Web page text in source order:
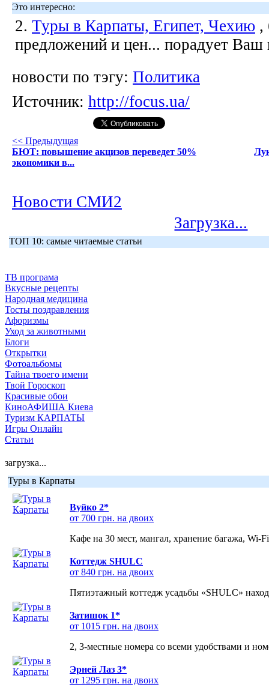
Это интересно:
2. Туры в Карпаты, Египет, Чехию ,
предложений и цен... порадует Ваш
новости по тэгу: Политика
Источник: http://focus.ua/
<< Предыдущая
БЮТ: повышение акцизов переведет 50%
экономики в...
Новости СМИ2
Загрузка...
ТОП 10: самые читаемые статьи
ТВ програма
Вкусные рецепты
Народная медицина
Тосты поздравления
Афоризмы
Уход за животными
Блоги
Открытки
Фотоальбомы
Тайна твоего имени
Твой Гороскоп
Красивые обои
КиноАФИША Киева
Туризм КАРПАТЫ
Игры Онлайн
Статьи
загрузка...
Туры в Карпаты
Вуйко 2*
от 700 грн. на двоих
Кафе на 30 мест, мангал, хранение багажа, Wi-
Коттедж SHULC
от 840 грн. на двоих
Пятиэтажный коттедж усадьбы «SHULC»
Затишок 1*
от 1015 грн. на двоих
2, 3-местные номера со всеми удобствами и
Эрней Лаз 3*
от 1295 грн. на двоих